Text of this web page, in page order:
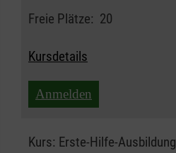
Freie Plätze: 20
Kursdetails
Anmelden
Kurs: Erste-Hilfe-Ausbildung